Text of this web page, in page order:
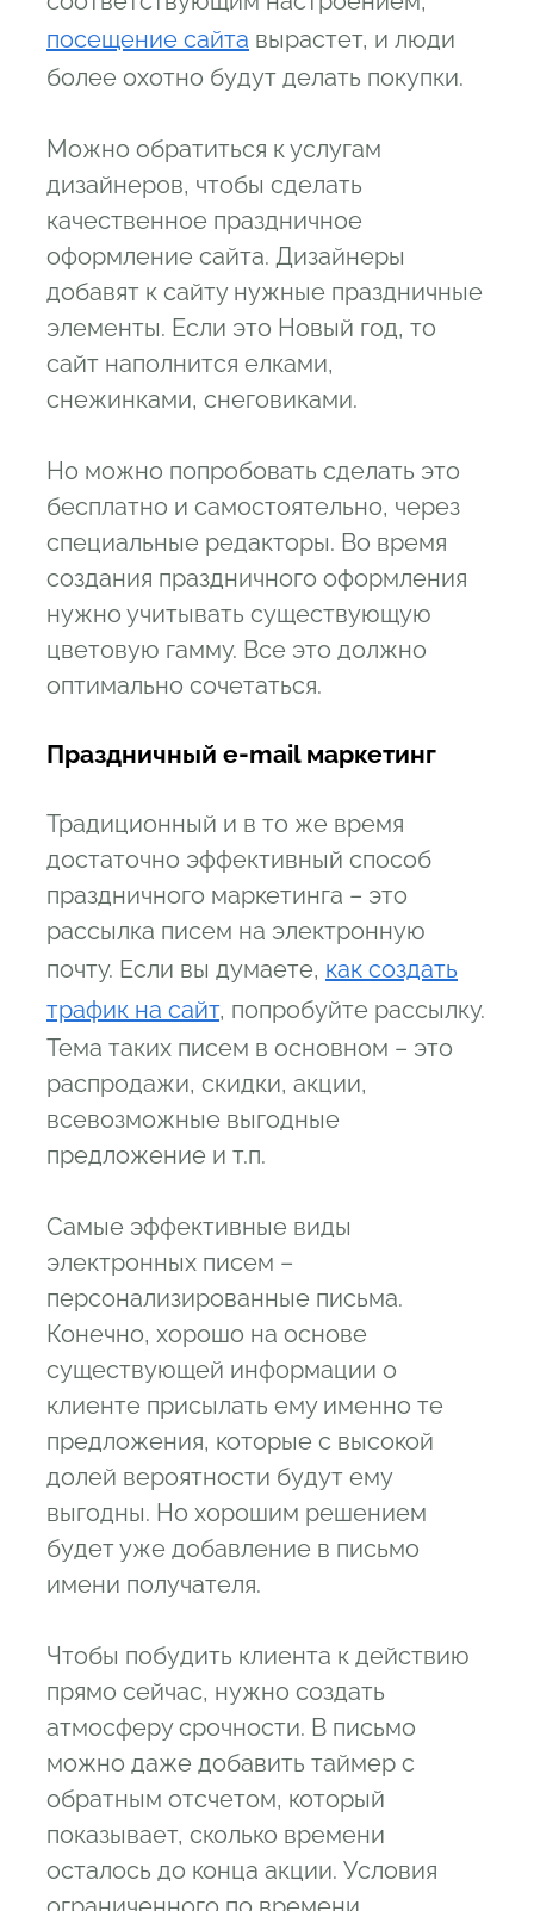
посещение сайта вырастет, и люди
более охотно будут делать покупки.
Можно обратиться к услугам
дизайнеров, чтобы сделать
качественное праздничное
оформление сайта. Дизайнеры
добавят к сайту нужные праздничные
элементы. Если это Новый год, то
сайт наполнится елками,
снежинками, снеговиками.
Но можно попробовать сделать это
бесплатно и самостоятельно, через
специальные редакторы. Во время
создания праздничного оформления
нужно учитывать существующую
цветовую гамму. Все это должно
оптимально сочетаться.
Праздничный e-mail маркетинг
Традиционный и в то же время
достаточно эффективный способ
праздничного маркетинга – это
рассылка писем на электронную
почту. Если вы думаете, как создать
трафик на сайт, попробуйте рассылку.
Тема таких писем в основном – это
распродажи, скидки, акции,
всевозможные выгодные
предложение и т.п.
Самые эффективные виды
электронных писем –
персонализированные письма.
Конечно, хорошо на основе
существующей информации о
клиенте присылать ему именно те
предложения, которые с высокой
долей вероятности будут ему
выгодны. Но хорошим решением
будет уже добавление в письмо
имени получателя.
Чтобы побудить клиента к действию
прямо сейчас, нужно создать
атмосферу срочности. В письмо
можно даже добавить таймер с
обратным отсчетом, который
показывает, сколько времени
осталось до конца акции. Условия